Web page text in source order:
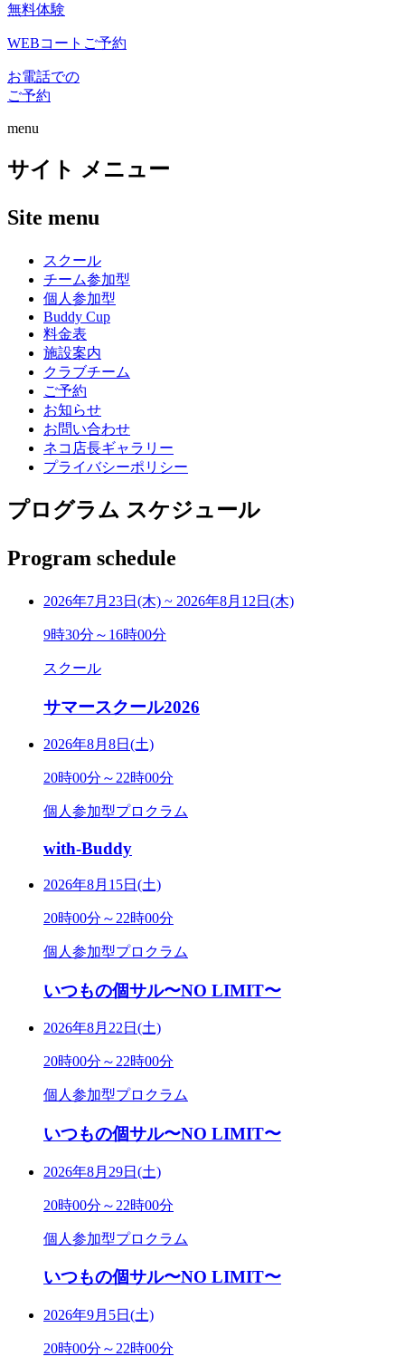
無料体験
WEBコートご予約
お電話での
ご予約
menu
サイト メニュー
Site menu
スクール
チーム参加型
個人参加型
Buddy Cup
料金表
施設案内
クラブチーム
ご予約
お知らせ
お問い合わせ
ネコ店長ギャラリー
プライバシーポリシー
プログラム スケジュール
Program schedule
2026年7月23日(木) ~ 2026年8月12日(木)
9時30分～16時00分
スクール
サマースクール2026
2026年8月8日(土)
20時00分～22時00分
個人参加型プロクラム
with-Buddy
2026年8月15日(土)
20時00分～22時00分
個人参加型プロクラム
いつもの個サル〜NO LIMIT〜
2026年8月22日(土)
20時00分～22時00分
個人参加型プロクラム
いつもの個サル〜NO LIMIT〜
2026年8月29日(土)
20時00分～22時00分
個人参加型プロクラム
いつもの個サル〜NO LIMIT〜
2026年9月5日(土)
20時00分～22時00分